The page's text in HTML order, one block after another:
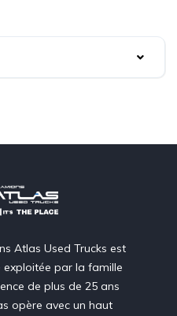
Atlas Used Trucks est
par la famille
de plus de 25 ans
opère avec un haut